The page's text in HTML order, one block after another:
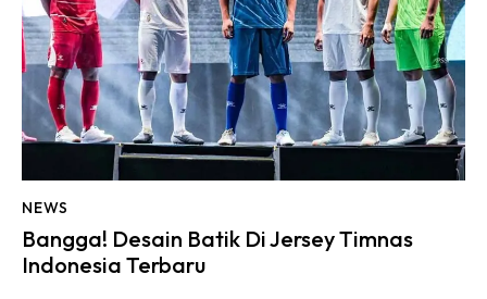
NEWS
Bangga! Desain Batik Di Jersey Timnas
Indonesia Terbaru